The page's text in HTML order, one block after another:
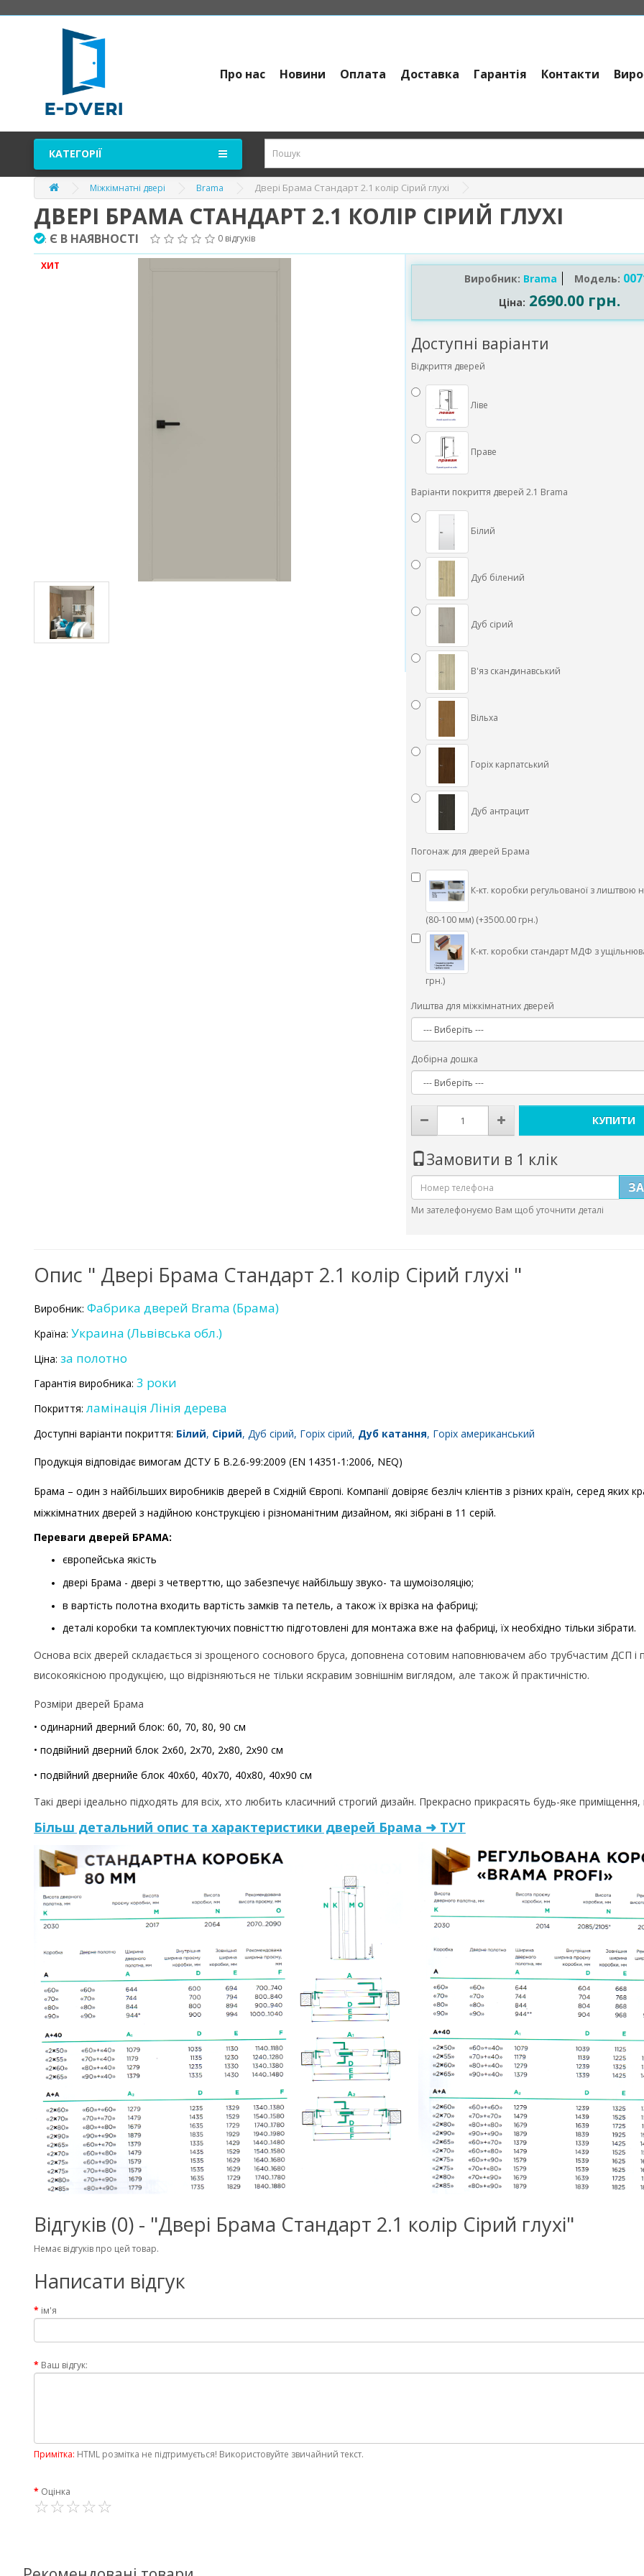
Про нас Новини Оплата Доставка Гарантія Контакти
КАТЕГОРІЇ
Міжкімнатні двері Brama Двері Брама Стандарт 2.1 колір Сірий глухі
ДВЕРІ БРАМА СТАНДАРТ 2.1 КОЛІР СІРИЙ ГЛУХІ
: Є В НАЯВНОСТІ 0 відгуків
ХИТ
Виробник: Brama Модель:
Ціна: 2690.00 грн.
Доступні варіанти
Відкриття дверей
Ліве
Праве
Варіанти покриття дверей 2.1 Brama
Білий
Дуб білений
Дуб сірий
В'яз скандинавський
Вільха
Горіх карпатський
Дуб антрацит
Погонаж для дверей Брама
К-кт. коробки регульованої з лиштвою
(80-100 мм) (+3500.00 грн.)
К-кт. коробки стандарт МДФ з
грн.)
Лиштва для міжкімнатних дверей
Добірна дошка
КУПИТИ
Замовити в 1 клік
Ми зателефонуємо Вам щоб уточнити деталі
Опис " Двері Брама Стандарт 2.1 колір Сірий глухі "
Виробник: Фабрика дверей Brama (Брама)
Країна: Украина (Львівcька обл.)
Ціна: за полотно
Гарантія виробника: 3 роки
Покриття: ламінація Лінія дерева
Доступні варіанти покриття: Білий, Сірий, Дуб сірий, Горіх сірий, Дуб катання, Горіх американський
Продукція відповідає вимогам ДСТУ Б В.2.6-99:2009 (EN 14351-1:2006, NEQ)
Брама – один з найбільших виробників дверей в Східній Європі. Компанії довіряє безліч клієнтів з різних країн, серед
міжкімнатних дверей з надійною конструкцією і різноманітним дизайном, які зібрані в 11 серій.
Переваги дверей БРАМА:
європейська якість
двері Брама - двері з четверттю, що забезпечує найбільшу звуко- та шумоізоляцію;
в вартість полотна входить вартість замків та петель, а також їх врізка на фабриці;
деталі коробки та комплектуючих повністтю підготовлені для монтажа вже на фабриці, їх необхідно тільки зібрати.
Основа всіх дверей складається зі зрощеного соснового бруса, доповнена сотовим наповнювачем або трубчастим ДСП і
високоякісною продукцією, що відрізняються не тільки яскравим зовнішнім виглядом, але також й практичністю.
Розміри дверей Брама
• одинарний дверний блок: 60, 70, 80, 90 см
• подвійний дверний блок 2x60, 2x70, 2x80, 2x90 см
• подвійний двернийе блок 40x60, 40x70, 40x80, 40x90 см
Такі двері ідеально підходять для всіх, хто любить класичний строгий дизайн. Прекрасно прикрасять будь-яке
Більш детальний опис та характеристики дверей Брама ➜ ТУТ
Відгуків (0) - "Двері Брама Стандарт 2.1 колір Сірий глухі"
Немає відгуків про цей товар.
Написати відгук
ім'я
Ваш відгук:
Примітка: HTML розмітка не підтримується! Використовуйте звичайний текст.
Оцінка